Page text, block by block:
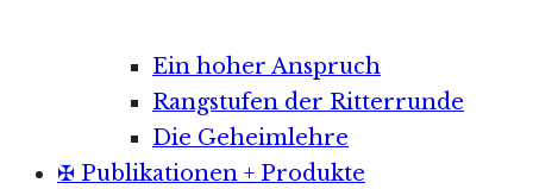
Ein hoher Anspruch
Rangstufen der Ritterrunde
Die Geheimlehre
✠ Publikationen + Produkte